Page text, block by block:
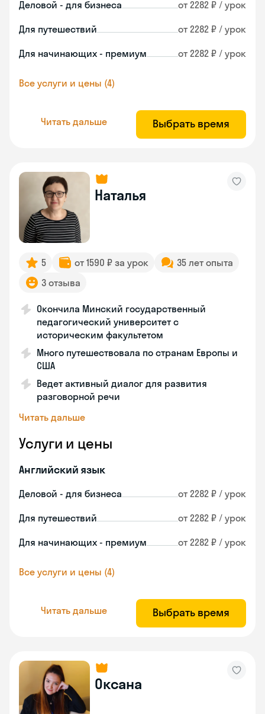
Деловой - для бизнеса от 2282 ₽ / урок
Для путешествий от 2282 ₽ / урок
Для начинающих - премиум от 2282 ₽ / урок
Все услуги и цены (4)
Читать дальше Выбрать время
Наталья
5 от 1590 ₽ за урок
35 лет опыта
3 отзыва
Окончила Минский государственный
педагогический университет с
историческим факультетом
Много путешествовала по странам Европы и
США
Ведет активный диалог для развития
разговорной речи
Читать дальше
Услуги и цены
Английский язык
Деловой - для бизнеса от 2282 ₽ / урок
Для путешествий от 2282 ₽ / урок
Для начинающих - премиум от 2282 ₽ / урок
Все услуги и цены (4)
Читать дальше Выбрать время
Оксана